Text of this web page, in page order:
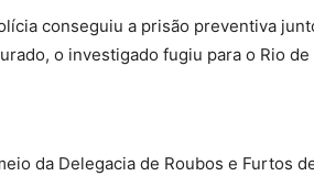
conseguiu a prisão preventiva
o investigado fugiu para o Rio de
da Delegacia de Roubos e Furtos